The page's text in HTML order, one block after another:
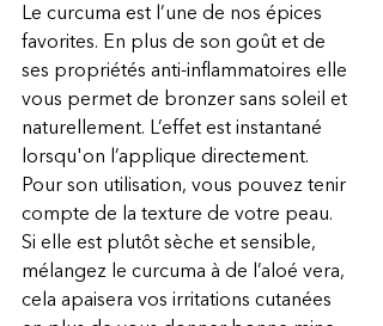
Le curcuma est l’une de nos épices
favorites. En plus de son goût et de
ses propriétés anti-inflammatoires elle
vous permet de bronzer sans soleil et
naturellement. L’effet est instantané
lorsqu'on l’applique directement.
Pour son utilisation, vous pouvez tenir
compte de la texture de votre peau.
Si elle est plutôt sèche et sensible,
mélangez le curcuma à de l’aloé vera,
cela apaisera vos irritations cutanées